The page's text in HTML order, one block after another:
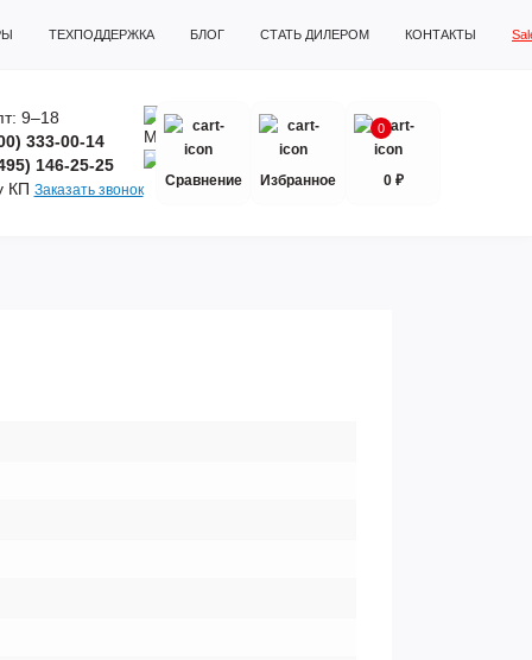
ТЕХПОДДЕРЖКА БЛОГ СТАТЬ ДИЛЕРОМ КОНТАКТЫ
9–18
333-00-14
146-25-25
КП Заказать звонок
Сравнение Избранное
0
0 ₽